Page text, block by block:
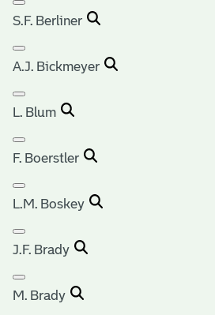
S.F. Berliner
A.J. Bickmeyer
L. Blum
F. Boerstler
L.M. Boskey
J.F. Brady
M. Brady